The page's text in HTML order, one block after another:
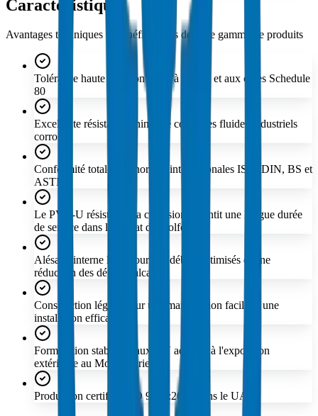
Caractéristiques
Avantages techniques et bénéfices clés de cette gamme de produits
Tolérance haute pression jusqu'à PN 16 et aux cotes Schedule
80
Excellente résistance chimique contre les fluides industriels
corrosifs
Conformité totale aux normes internationales ISO, DIN, BS et
ASTM
Le PVC-U résistant à la corrosion garantit une longue durée
de service dans le climat du Golfe
Alésage interne lisse pour des débits optimisés et une
réduction des dépôts calcaires
Construction légère pour une manutention facile et une
installation efficace
Formulation stabilisée aux UV adaptée à l'exposition
extérieure au Moyen-Orient
Production certifiée ISO 9001:2015 dans le UAE